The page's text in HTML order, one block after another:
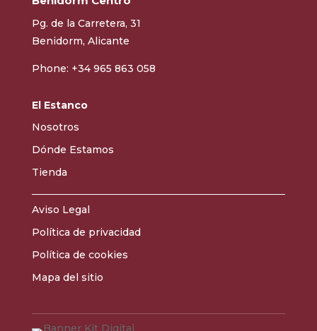
Pg. de la Carretera, 31
Benidorm, Alicante
Phone: +34 965 863 058
El Estanco
Nosotros
Dónde Estamos
Tienda
Aviso Legal
Política de privacidad
Política de cookies
Mapa del sitio